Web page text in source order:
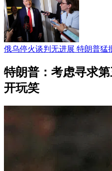
俄乌停火谈判无进展 特朗普猛
特朗普：考虑寻求
开玩笑